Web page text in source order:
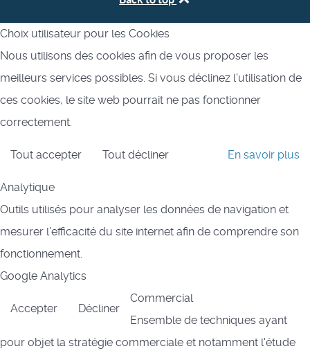
Choix utilisateur pour les Cookies
Nous utilisons des cookies afin de vous proposer les
meilleurs services possibles. Si vous déclinez l'utilisation de
ces cookies, le site web pourrait ne pas fonctionner
correctement.
Tout accepter Tout décliner En savoir plus
Analytique
Outils utilisés pour analyser les données de navigation et
mesurer l'efficacité du site internet afin de comprendre son
fonctionnement.
Google Analytics
Accepter Décliner
Commercial
Ensemble de techniques ayant
pour objet la stratégie commerciale et notamment l'étude